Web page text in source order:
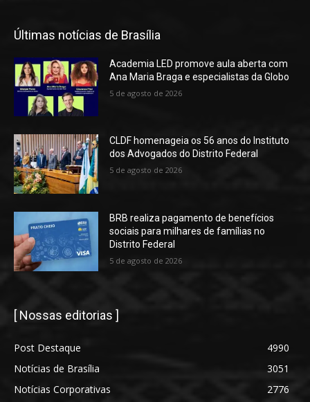
Últimas notícias de Brasília
Academia LED promove aula aberta com
Ana Maria Braga e especialistas da Globo
5 de agosto de 2026
CLDF homenageia os 56 anos do Instituto
dos Advogados do Distrito Federal
5 de agosto de 2026
BRB realiza pagamento de benefícios
sociais para milhares de famílias no
Distrito Federal
5 de agosto de 2026
[ Nossas editorias ]
Post Destaque
4990
Notícias de Brasília
3051
Notícias Corporativas
2776